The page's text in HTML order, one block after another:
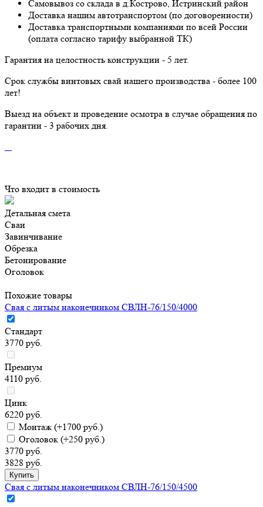
Самовывоз со склада в д.Кострово, Истринский район
Доставка нашим автотранспортом (по договоренности)
Доставка транспортными компаниями по всей России
(оплата согласно тарифу выбранной ТК)
Гарантия на целостность конструкции - 5 лет.
Срок службы винтовых свай нашего производства - более 100
лет!
Выезд на объект и проведение осмотра в случае обращения по
гарантии - 3 рабочих дня.
Что входит в стоимость
Детальная смета
Сваи
Завинчивание
Обрезка
Бетонирование
Оголовок
Похожие товары
Свая с литым наконечником СВЛН-76/150/4000
Стандарт
3770 руб.
Премиум
4110 руб.
Цинк
6220 руб.
Монтаж (+1700 руб.)
Оголовок (+250 руб.)
3770 руб.
3828 руб.
Свая с литым наконечником СВЛН-76/150/4500